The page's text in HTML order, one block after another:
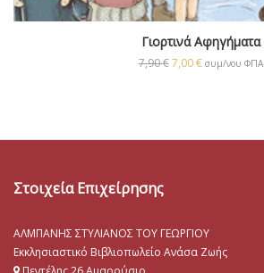
Γιορτινά Αφηγήματα
7,90€ 7,00€ συμ/νου ΦΠΑ
Στοιχεία Επιχείρησης
ΑΛΜΠΑΝΗΣ ΣΤΥΛΙΑΝΟΣ ΤΟΥ ΓΕΩΡΓΙΟΥ
Εκκλησιαστικό Βιβλιοπωλείο Ανάσα Ζωής